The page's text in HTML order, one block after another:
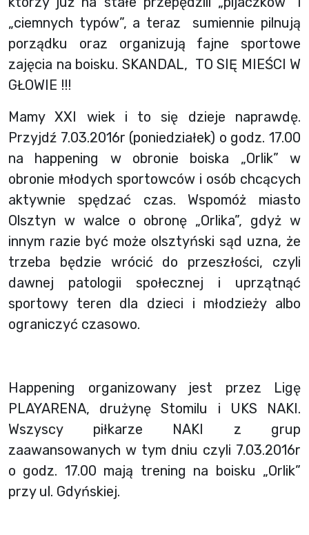
„ciemnych typów”, a teraz sumiennie pilnują
porządku oraz organizują fajne sportowe
zajęcia na boisku. SKANDAL, TO SIĘ MIEŚCI W
GŁOWIE !!!
Mamy XXI wiek i to się dzieje naprawdę.
Przyjdź 7.03.2016r (poniedziałek) o godz. 17.00
na happening w obronie boiska „Orlik” w
obronie młodych sportowców i osób chcących
aktywnie spędzać czas. Wspomóż miasto
Olsztyn w walce o obronę „Orlika”, gdyż w
innym razie być może olsztyński sąd uzna, że
trzeba będzie wrócić do przeszłości, czyli
dawnej patologii społecznej i uprzątnąć
sportowy teren dla dzieci i młodzieży albo
ograniczyć czasowo.
Happening organizowany jest przez Ligę
PLAYARENA, drużynę Stomilu i UKS NAKI.
Wszyscy piłkarze NAKI z grup
zaawansowanych w tym dniu czyli 7.03.2016r
o godz. 17.00 mają trening na boisku „Orlik”
przy ul. Gdyńskiej.